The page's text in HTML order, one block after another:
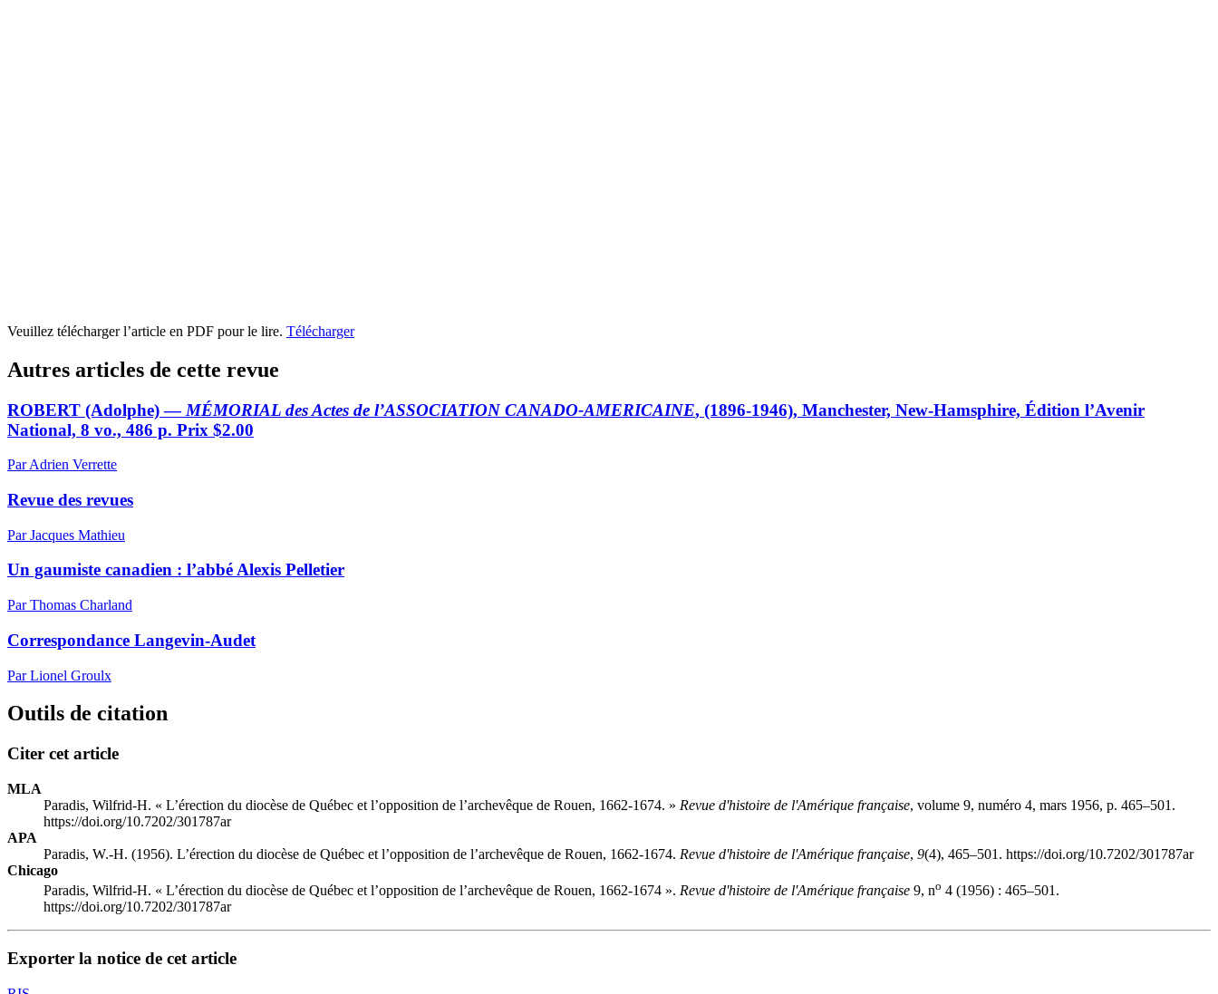
Veuillez télécharger l’article en PDF pour le lire. Télécharger
Autres articles de cette revue
ROBERT (Adolphe) — MÉMORIAL des Actes de l’ASSOCIATION CANADO-AMERICAINE, (1896-1946), Manchester, New-Hamsphire, Édition l’Avenir
National, 8 vo., 486 p. Prix $2.00
Par Adrien Verrette
Revue des revues
Par Jacques Mathieu
Un gaumiste canadien : l’abbé Alexis Pelletier
Par Thomas Charland
Correspondance Langevin-Audet
Par Lionel Groulx
Outils de citation
Citer cet article
MLA
Paradis, Wilfrid-H. « L’érection du diocèse de Québec et l’opposition de l’archevêque de Rouen, 1662-1674. » Revue d'histoire de l'Amérique française, volume 9, numéro 4, mars 1956, p. 465–501.
https://doi.org/10.7202/301787ar
APA
Paradis, W.-H. (1956). L’érection du diocèse de Québec et l’opposition de l’archevêque de Rouen, 1662-1674. Revue d'histoire de l'Amérique française, 9(4), 465–501. https://doi.org/10.7202/301787ar
Chicago
Paradis, Wilfrid-H. « L’érection du diocèse de Québec et l’opposition de l’archevêque de Rouen, 1662-1674 ». Revue d'histoire de l'Amérique française 9, no 4 (1956) : 465–501.
https://doi.org/10.7202/301787ar
Exporter la notice de cet article